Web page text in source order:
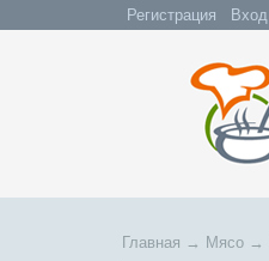
Регистрация Вход
Главная → Мясо →